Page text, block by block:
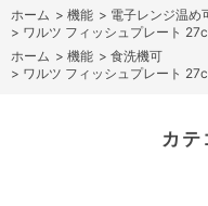
ホーム > 機能 > 電子レンジ温め
> ワルツ フィッシュプレート
ホーム > 機能 > 食洗機可
> ワルツ フィッシュプレート
カテ